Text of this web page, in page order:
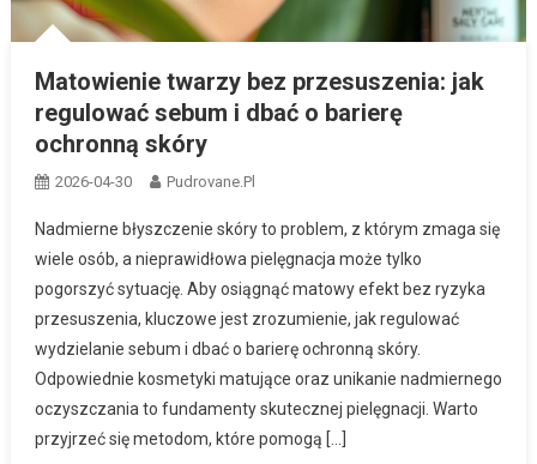
Matowienie twarzy bez przesuszenia: jak
regulować sebum i dbać o barierę
ochronną skóry
2026-04-30 Pudrovane.pl
Nadmierne błyszczenie skóry to problem, z którym zmaga się
wiele osób, a nieprawidłowa pielęgnacja może tylko
pogorszyć sytuację. Aby osiągnąć matowy efekt bez ryzyka
przesuszenia, kluczowe jest zrozumienie, jak regulować
wydzielanie sebum i dbać o barierę ochronną skóry.
Odpowiednie kosmetyki matujące oraz unikanie nadmiernego
oczyszczania to fundamenty skutecznej pielęgnacji. Warto
przyjrzeć się metodom, które pomogą […]